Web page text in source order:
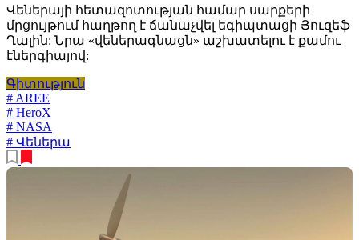
Վեներայի հետազոտության համար սարքերի
մրցույթում հաղթող է ճանաչվել եգիպտացի Յուզեֆ
Ղալին: Նրա «վեներագնացն» աշխատելու է քամու
էներգիայով:
Գիտություն
# AREE
# HeroX
# NASA
# Վեներա